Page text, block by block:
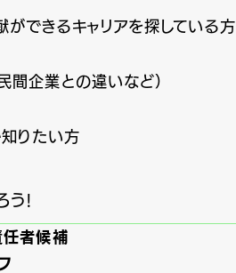
できるキャリアを探している方
企業との違いなど）
りたい方
う!
任者候補